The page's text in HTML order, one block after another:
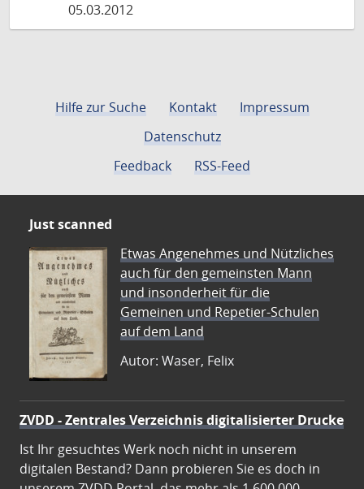
05.03.2012
Hilfe zur Suche Kontakt
Impressum
Datenschutz
Feedback
RSS-Feed
Just scanned
Etwas Angenehmes und Nützliches
auch für den gemeinsten Mann
und insonderheit für die
Gemeinen und Repetier-Schulen
auf dem Land
Autor: Waser, Felix
ZVDD - Zentrales Verzeichnis digitalisierter Drucke
Ist Ihr gesuchtes Werk noch nicht in unserem
digitalen Bestand? Dann probieren Sie es doch in